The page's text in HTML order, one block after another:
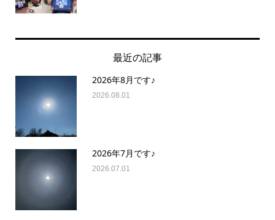
最近の記事
2026年8月です♪
2026.08.01
2026年7月です♪
2026.07.01